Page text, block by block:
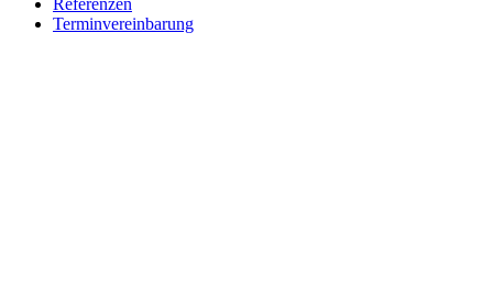
Referenzen
Terminvereinbarung